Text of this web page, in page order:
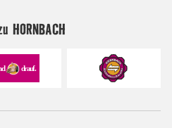
HORNBACH